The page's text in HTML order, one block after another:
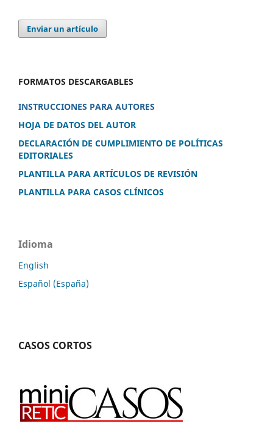
Enviar un artículo
FORMATOS DESCARGABLES
INSTRUCCIONES PARA AUTORES
HOJA DE DATOS DEL AUTOR
DECLARACIÓN DE CUMPLIMIENTO DE POLÍTICAS
EDITORIALES
PLANTILLA PARA ARTÍCULOS DE REVISIÓN
PLANTILLA PARA CASOS CLÍNICOS
Idioma
English
Español (España)
CASOS CORTOS